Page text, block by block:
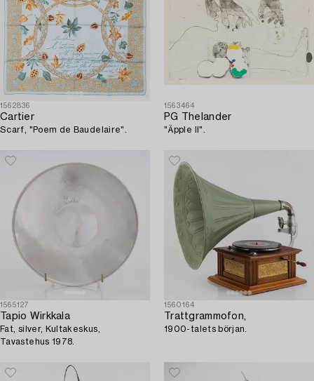
1562836
Cartier
Scarf, "Poem de Baudelaire".
1563464
PG Thelander
"Äpple II".
1565127
Tapio Wirkkala
Fat, silver, Kultakeskus,
Tavastehus 1978.
1560164
Trattgrammofon,
1900-talets början.